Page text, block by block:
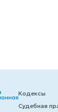
Кодексы
Судебная